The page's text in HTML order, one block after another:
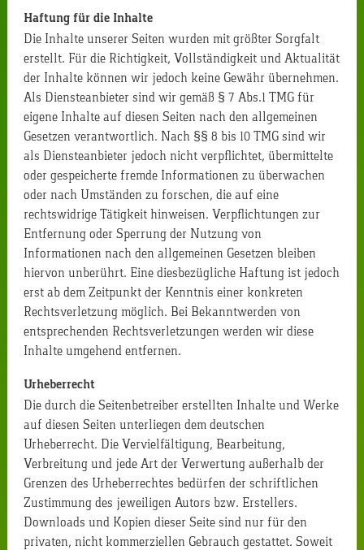
Haftung für die Inhalte
Die Inhalte unserer Seiten wurden mit größter Sorgfalt
erstellt. Für die Richtigkeit, Vollständigkeit und Aktualität
der Inhalte können wir jedoch keine Gewähr übernehmen.
Als Diensteanbieter sind wir gemäß § 7 Abs.1 TMG für
eigene Inhalte auf diesen Seiten nach den allgemeinen
Gesetzen verantwortlich. Nach §§ 8 bis 10 TMG sind wir
als Diensteanbieter jedoch nicht verpflichtet, übermittelte
oder gespeicherte fremde Informationen zu überwachen
oder nach Umständen zu forschen, die auf eine
rechtswidrige Tätigkeit hinweisen. Verpflichtungen zur
Entfernung oder Sperrung der Nutzung von
Informationen nach den allgemeinen Gesetzen bleiben
hiervon unberührt. Eine diesbezügliche Haftung ist jedoch
erst ab dem Zeitpunkt der Kenntnis einer konkreten
Rechtsverletzung möglich. Bei Bekanntwerden von
entsprechenden Rechtsverletzungen werden wir diese
Inhalte umgehend entfernen.
Urheberrecht
Die durch die Seitenbetreiber erstellten Inhalte und Werke
auf diesen Seiten unterliegen dem deutschen
Urheberrecht. Die Vervielfältigung, Bearbeitung,
Verbreitung und jede Art der Verwertung außerhalb der
Grenzen des Urheberrechtes bedürfen der schriftlichen
Zustimmung des jeweiligen Autors bzw. Erstellers.
Downloads und Kopien dieser Seite sind nur für den
privaten, nicht kommerziellen Gebrauch gestattet. Soweit